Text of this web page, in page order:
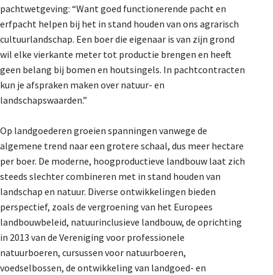
pachtwetgeving: “Want goed functionerende pacht en
erfpacht helpen bij het in stand houden van ons agrarisch
cultuurlandschap. Een boer die eigenaar is van zijn grond
wil elke vierkante meter tot productie brengen en heeft
geen belang bij bomen en houtsingels. In pachtcontracten
kun je afspraken maken over natuur- en
landschapswaarden.”
Op landgoederen groeien spanningen vanwege de
algemene trend naar een grotere schaal, dus meer hectare
per boer. De moderne, hoogproductieve landbouw laat zich
steeds slechter combineren met in stand houden van
landschap en natuur. Diverse ontwikkelingen bieden
perspectief, zoals de vergroening van het Europees
landbouwbeleid, natuurinclusieve landbouw, de oprichting
in 2013 van de Vereniging voor professionele
natuurboeren, cursussen voor natuurboeren,
voedselbossen, de ontwikkeling van landgoed- en